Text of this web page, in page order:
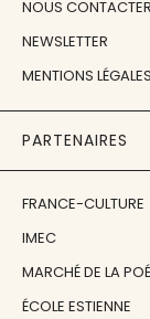
NOUS CONTACTER
NEWSLETTER
MENTIONS LÉGALES
PARTENAIRES
FRANCE-CULTURE
IMEC
MARCHÉ DE LA
ÉCOLE ESTIENNE